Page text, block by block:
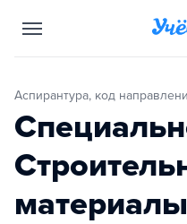
Аспирантура, код